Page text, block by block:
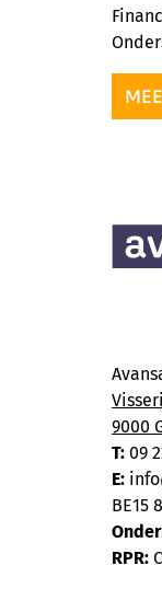
9000
T: 09
E:
BE15
RPR: